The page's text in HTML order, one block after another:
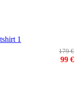
179 €
99 €